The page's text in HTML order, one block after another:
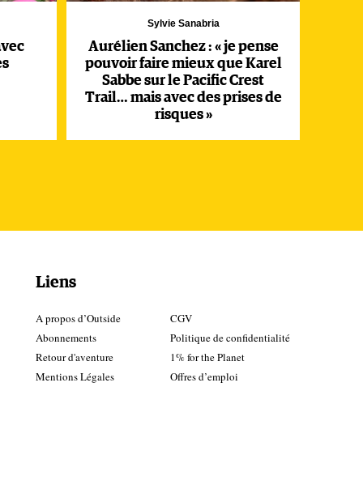
Sylvie Sanabria
Aurélien Sanchez : « je pense
pouvoir faire mieux que Karel
Sabbe sur le Pacific Crest
Trail… mais avec des prises de
risques »
Liens
A propos d’Outside
Abonnements
Retour d'aventure
Mentions Légales
CGV
Politique de confidentialité
1% for the Planet
Offres d’emploi